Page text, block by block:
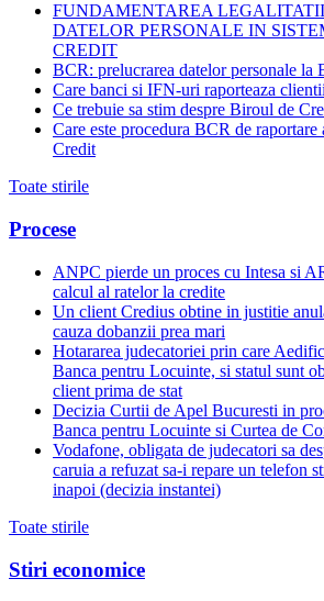
FUNDAMENTAREA
DATELOR PERSONALE IN
CREDIT
BCR: prelucrarea datelor personale la
Care banci si IFN-uri raporteaza
Ce trebuie sa stim despre Biroul de
Care este procedura BCR de
Credit
Toate stirile
Procese
ANPC pierde un proces cu Intesa si
calcul al ratelor la credite
Un client Credius obtine in justitie
cauza dobanzii prea mari
Hotararea judecatoriei prin care
Banca pentru Locuinte, si statul sunt
client prima de stat
Decizia Curtii de Apel Bucuresti in
Banca pentru Locuinte si Curtea de
Vodafone, obligata de judecatori sa
caruia a refuzat sa-i repare un telefon
inapoi (decizia instantei)
Toate stirile
Stiri economice